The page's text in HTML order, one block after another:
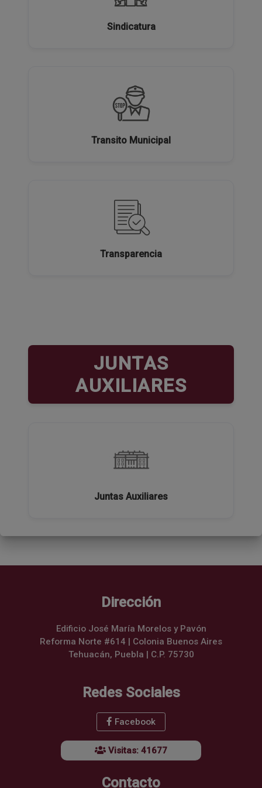
Sindicatura
Transito Municipal
Transparencia
JUNTAS
AUXILIARES
Juntas Auxiliares
Dirección
Edificio José María Morelos y Pavón
Reforma Norte #614 | Colonia Buenos Aires
Tehuacán, Puebla | C.P. 75730
Redes Sociales
Facebook
Visitas: 41677
Contacto